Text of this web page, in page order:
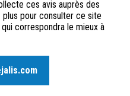
ces avis auprès des
plus pour consulter ce site
correspondra le mieux à